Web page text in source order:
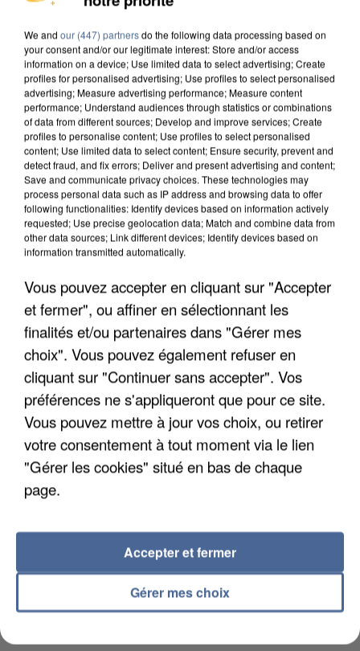
APRÈS TOUTES CES CANICULES, LES REFUGES
DE FAUNE SAUVAGE SONT...
L’UN DES FONDATEURS SUPPOSÉS DE LA DZ
MAFIA INTERPELLÉ EN ALGÉRIE
We and our (447) partnersdo the following data processing based on
your consent and/or our legitimate interest: Store and/or access
information on a device; Use limited data to select advertising; Create
profiles for personalised advertising; Use profiles to select personalised
advertising; Measure advertising performance; Measure content
performance; Understand audiences through statistics or combinations
of data from different sources; Develop and improve services; Create
profiles to personalise content; Use profiles to select personalised
content; Use limited data to select content; Ensure security, prevent and
detect fraud, and fix errors; Deliver and present advertising and content;
Save and communicate privacy choices. These technologies may
process personal data such as IP address and browsing data to offer
following functionalities: Identify devices based on information actively
requested; Use precise geolocation data; Match and combine data from
other data sources; Link different devices; Identify devices based on
information transmitted automatically.
Vous pouvez accepter en cliquant sur "Accepter
et fermer", ou affiner en sélectionnant les
finalités et/ou partenaires dans "Gérer mes
choix". Vous pouvez également refuser en
cliquant sur "Continuer sans accepter". Vos
préférences ne s'appliqueront que pour ce site.
Vous pouvez mettre à jour vos choix, ou retirer
votre consentement à tout moment via le lien
"Gérer les cookies" situé en bas de chaque
page.
Gérer mes choix
Accepter et fermer